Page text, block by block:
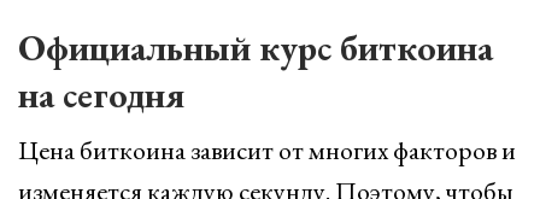
Официальный курс биткоина
на сегодня
Цена биткоина зависит от многих факторов и
изменяется каждую секунду. Поэтому, чтобы